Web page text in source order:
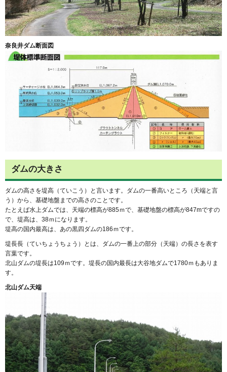
奈良井ダム断面図
ダムの大きさ
ダムの高さを堤高（ていこう）と言います。ダムの一番高いところ（天端と言
う）から、基礎地盤までの高さのことです。
たとえば水上ダムでは、天端の標高が885ｍで、基礎地盤の標高が847mですの
で、堤高は、38ｍになります。
堤高の国内最高は、あの黒四ダムの186ｍです。
堤長長（ていちょうちょう）とは、ダムの一番上の部分（天端）の長さを表す
言葉です。
北山ダムの堤長は109ｍです。堤長の国内最長は大谷地ダムで1780ｍもありま
す。
北山ダム天端